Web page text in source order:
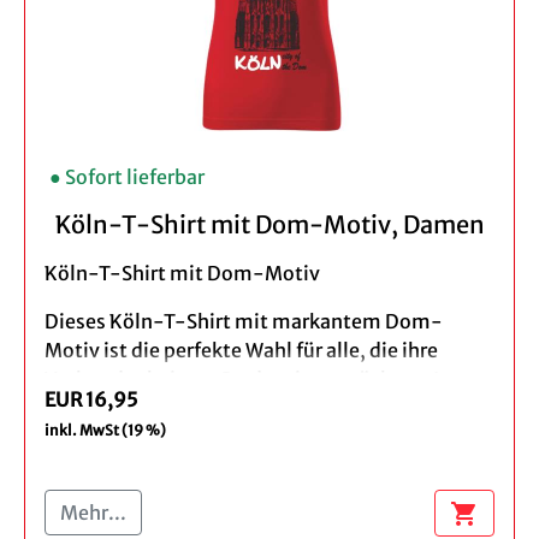
Gelegenheiten. Es lässt sich leicht kombinieren
und bringt Farbe in jedes Outfit.
taillierter Schnitt, Rundhalsausschnitt
Design: Fahrrad vor der Kölner Skyline
Material: 100% Baumwolle
Pflegehinweis: Maschinenwäsche bei 30°C
● Sofort lieferbar
Köln-T-Shirt mit Dom-Motiv, Damen
Köln-T-Shirt mit Dom-Motiv
Dieses Köln-T-Shirt mit markantem Dom-
Motiv ist die perfekte Wahl für alle, die ihre
Mittelpunkt des Designs steht der
beeindruckende Kölner Dom – das bekannteste
Shirt einen urbanen Look und macht es zu einem
echten Hingucker im Alltag.
EUR 16,95
inkl. MwSt (19 %)
Mehr... shopping_cart